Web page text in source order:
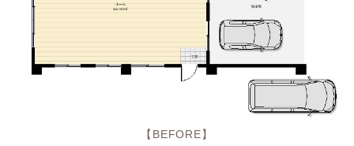
【BEFORE】